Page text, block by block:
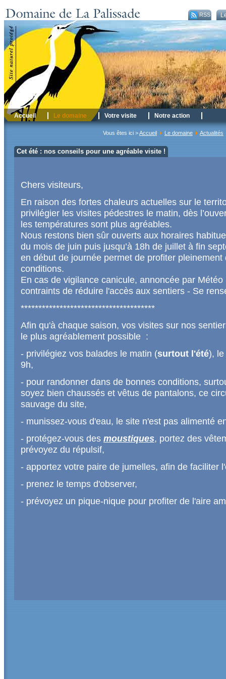
RSS
Accueil Le domaine Votre visite Notre action
Vous êtes ici >Accueil Le domaine Actualités
Cet été : nos conseils pour une agréable visite !
Chers visiteurs,
En raison des fortes chaleurs actuelles sur le
privilégier les visites pédestres le matin, dès
les températures sont plus agréables.
Nous restons bien sûr ouverts aux horaires
du mois de juin puis jusqu’à 18h de juillet à fin
en début de journée permet de profiter
conditions.
En cas de vigilance canicule, annoncée par
contraints de réduire l'accès aux sentiers - Se
**************************************
Afin qu'à chaque saison, vos visites sur nos
le plus agréablement possible :
- privilégiez vos balades le matin (surtout l'été), le
9h,
- pour randonner dans de bonnes conditions,
soyez bien chaussés et vêtus de pantalons, ce
sauvage du site,
- munissez-vous d'eau, le site n'est pas alimenté
- protégez-vous des moustiques, portez des
prévoyez du répulsif,
- apportez votre paire de jumelles, afin de faciliter
- prenez le temps d'observer,
- prévoyez un pique-nique pour profiter de l'aire